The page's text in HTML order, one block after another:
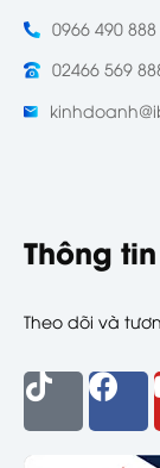
0966 490
02466 569
Thông
Theo dõi và